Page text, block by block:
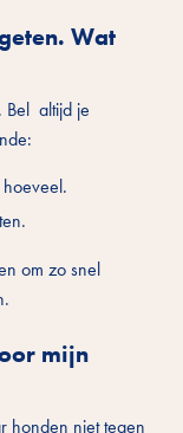
Wat
Bel altijd je
om zo snel
mijn
honden niet tegen